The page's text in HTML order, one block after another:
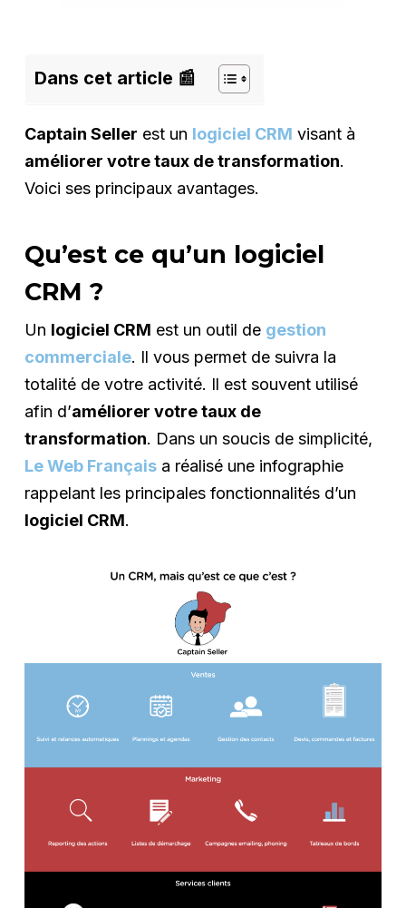
Dans cet article 📰
Captain Seller est un logiciel CRM visant à
améliorer votre taux de transformation.
Voici ses principaux avantages.
Qu’est ce qu’un logiciel
CRM ?
Un logiciel CRM est un outil de gestion
commerciale. Il vous permet de suivra la
totalité de votre activité. Il est souvent utilisé
afin d’améliorer votre taux de
transformation. Dans un soucis de simplicité,
Le Web Françaisa réalisé une infographie
rappelant les principales fonctionnalités d’un
logiciel CRM.